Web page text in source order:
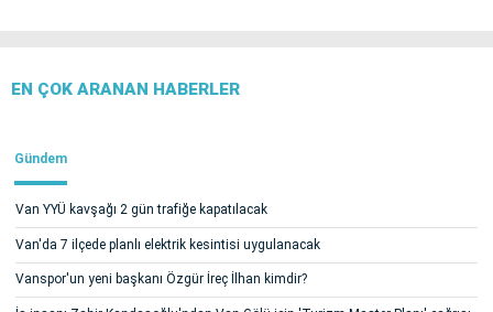
EN ÇOK ARANAN HABERLER
Gündem
Van YYÜ kavşağı 2 gün trafiğe kapatılacak
Van'da 7 ilçede planlı elektrik kesintisi uygulanacak
Vanspor'un yeni başkanı Özgür İreç İlhan kimdir?